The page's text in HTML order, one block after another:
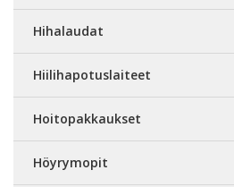
Hihalaudat
Hiilihapotuslaiteet
Hoitopakkaukset
Höyrymopit